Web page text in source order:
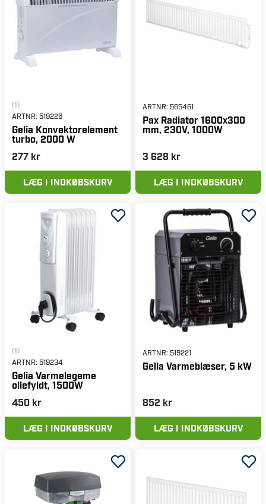
(1)
ARTNR: 519226
Gelia Konvektorelement
turbo, 2000 W
277 kr
LÆG I INDKØBSKURV
ARTNR: 565461
Pax Radiator 1600x300
mm, 230V, 1000W
3 628 kr
LÆG I INDKØBSKURV
(1)
ARTNR: 519234
Gelia Varmelegeme
oliefyldt, 1500W
450 kr
LÆG I INDKØBSKURV
ARTNR: 519221
Gelia Varmeblæser, 5 kW
852 kr
LÆG I INDKØBSKURV